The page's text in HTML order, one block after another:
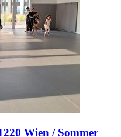
Wien / Sommer